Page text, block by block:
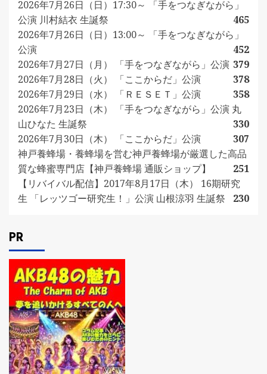
2026年7月26日（日）17:30～ 「手をつなぎながら」
公演 川村結衣 生誕祭
465
2026年7月26日（日）13:00～ 「手をつなぎながら」
公演
452
2026年7月27日（月） 「手をつなぎながら」公演 379
2026年7月28日（火） 「ここからだ」公演
378
2026年7月29日（水） 「ＲＥＳＥＴ」公演
358
2026年7月23日（木） 「手をつなぎながら」公演 丸
山ひなた 生誕祭
330
2026年7月30日（木） 「ここからだ」公演
307
神戸養蜂場・養蜂場を営む神戸養蜂場が厳選した高品
質な蜂蜜専門店【神戸養蜂場 通販ショップ】
251
【リバイバル配信】2017年8月17日（木） 16期研究
生 「レッツゴー研究生！」公演 山根涼羽 生誕祭
230
PR